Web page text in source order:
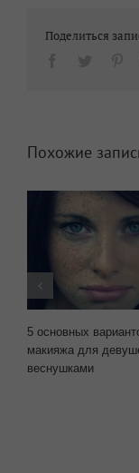
Поделиться
Похожие
5 основных
макияжа для
веснушками